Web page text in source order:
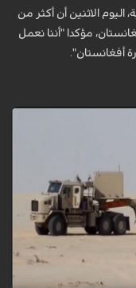
اليوم الاثنين أن أكثر من
من أفغانستان، مؤكدا "أننا نعمل
أفغانستان".